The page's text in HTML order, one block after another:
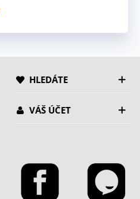
HLEDÁTE
VÁŠ ÚČET